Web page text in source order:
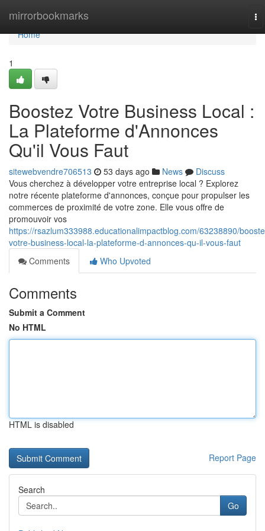
mirrorbookmarks
Home
Home
1
Boostez Votre Business Local :
La Plateforme d'Annonces
Qu'il Vous Faut
sitewebvendre706513 53 days ago News
Discuss
Vous cherchez à développer votre entreprise local ? Explorez
notre récente plateforme d'annonces, conçue pour propulser les
commerces de proximité de votre zone. Elle vous offre de
promouvoir vos
https://rsazlum333988.educationalimpactblog.com/63238890/
votre-business-local-la-plateforme-d-annonces-qu-il-vous-faut
Comments
Who Upvoted
Comments
Submit a Comment
No HTML
HTML is disabled
Report Page
Search
Go